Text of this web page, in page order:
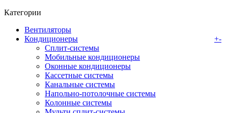
Категории
Вентиляторы
Кондиционеры
+-
Сплит-системы
Мобильные кондиционеры
Оконные кондиционеры
Кассетные системы
Канальные системы
Напольно-потолочные системы
Колонные системы